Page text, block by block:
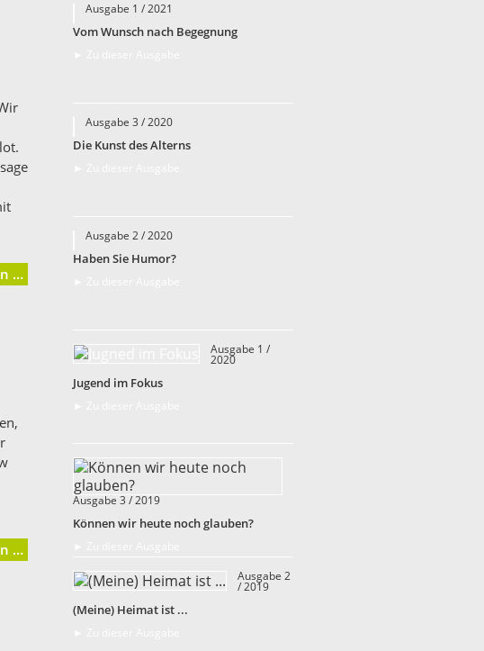
…
…
Ausgabe 1 / 2021
Vom Wunsch nach Begegnung
Ausgabe 3 / 2020
Die Kunst des Alterns
Ausgabe 2 / 2020
Haben Sie Humor?
Ausgabe 1 /
2020
Jugend im Fokus
Ausgabe 3 / 2019
Können wir heute noch glauben?
Ausgabe 2
/ 2019
(Meine) Heimat ist ...